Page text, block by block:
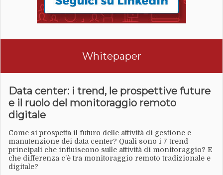
Whitepaper
Data center: i trend, le prospettive future
e il ruolo del monitoraggio remoto
digitale
Come si prospetta il futuro delle attività di gestione e
manutenzione dei data center? Quali sono i 7 trend
principali che influiscono sulle attività di monitoraggio? E
che differenza c’è tra monitoraggio remoto tradizionale e
digitale?